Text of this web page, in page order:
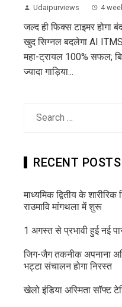
Udaipurviews 4
जल्द ही फिक्स टाइमर
खुद सिग्नल बदलेगा AI ITMS
महा-ट्रायल 100% सफल;
ज्यादा गाड़िया...
RECENT POSTS
माध्यमिक द्वितीय के
राउमावि मांगथला में शुरू
1 अगस्त से प्रभावी हुई नई
जिग-जैग तकनीक अपनाना
भट्टा संचालन होगा निरस्त
खेलो इंडिया अस्मिता सॉफ्ट